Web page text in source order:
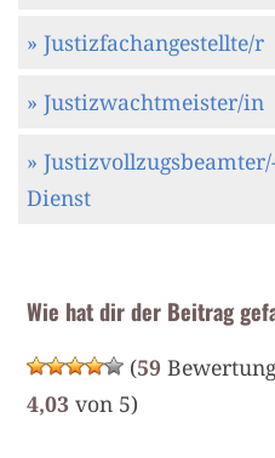
» Justizfachangestellte/r
» Justizwachtmeister/in
»
Dienst
Wie hat dir der Beitrag
(59
4,03 von 5)